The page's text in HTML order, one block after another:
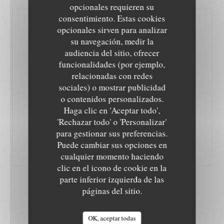
opcionales requieren su
consentimiento. Estas cookies
opcionales sirven para analizar
su navegación, medir la
audiencia del sitio, ofrecer
funcionalidades (por ejemplo,
relacionadas con redes
sociales) o mostrar publicidad
o contenidos personalizados.
Haga clic en 'Aceptar todo',
'Rechazar todo' o 'Personalizar'
para gestionar sus preferencias.
Puede cambiar sus opciones en
cualquier momento haciendo
clic en el icono de cookie en la
parte inferior izquierda de las
páginas del sitio.
OK, aceptar todas
La Tomate / Fine ratatouille
Fenouil sauvage / gaspacho
Légumes de nos maraîchers,
Petit épeautre de Bras / Condiments
Framboises / Pistache
Marc de Provence
Plaisir régressif
ACCORDS METS & VINS
et d'ailleurs rigoureusement sélectionnés par Emilie.
LE NID - TABLE INTIMISTE